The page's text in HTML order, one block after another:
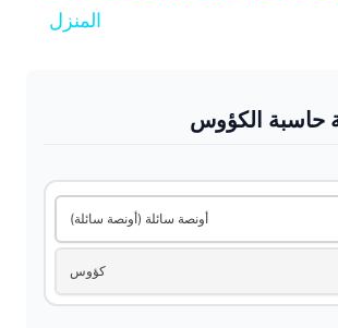
المنزل
حاسبة الكؤوس
أونصة سائلة (أونصة سائلة)
كؤوس